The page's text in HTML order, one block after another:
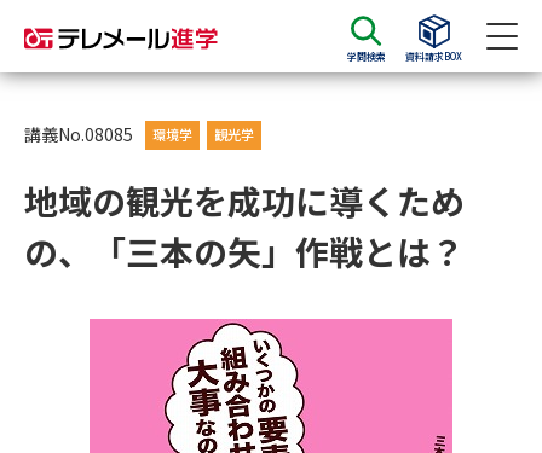
学問検索 資料請求BOX
資料請求
大学・短大の資料種類から請求
総合型選抜・学校推薦型選抜 募
募集要項＆願書
講義No.08085 環境学 観光学
地域の観光を成功に導くため
の、「三本の矢」作戦とは？